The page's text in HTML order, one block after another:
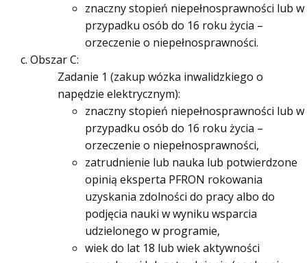
znaczny stopień niepełnosprawności lub w
przypadku osób do 16 roku życia –
orzeczenie o niepełnosprawności.
Obszar C:
Zadanie 1 (zakup wózka inwalidzkiego o
napędzie elektrycznym):
znaczny stopień niepełnosprawności lub w
przypadku osób do 16 roku życia –
orzeczenie o niepełnosprawności,
zatrudnienie lub nauka lub potwierdzone
opinią eksperta PFRON rokowania
uzyskania zdolności do pracy albo do
podjęcia nauki w wyniku wsparcia
udzielonego w programie,
wiek do lat 18 lub wiek aktywności